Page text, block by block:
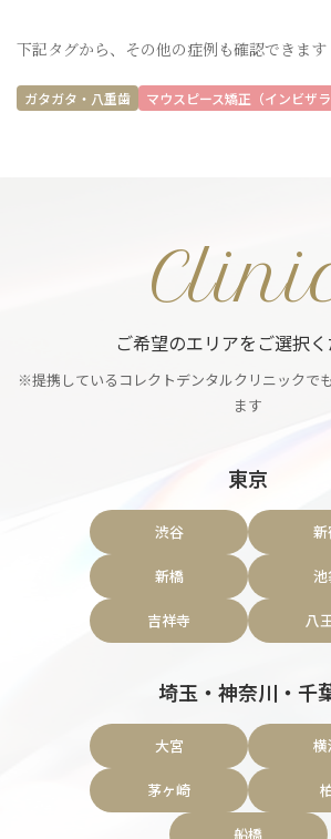
下記タグから、その他の症例も確認できます
ガタガタ・八重歯 マウスピース矯正（インビザラ
ご希望のエリアをご選択
※提携しているコレクトデンタルクリニックで
ます
東京
渋谷 新
新橋 池
吉祥寺 八
埼玉・神奈川・千
大宮 横
茅ヶ崎
船橋